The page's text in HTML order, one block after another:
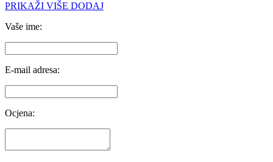
PRIKAŽI VIŠE DODAJ
Vaše ime:
E-mail adresa:
Ocjena: